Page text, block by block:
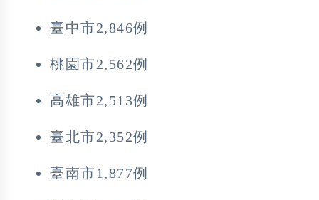
臺中市2,846例
桃園市2,562例
高雄市2,513例
臺北市2,352例
臺南市1,877例